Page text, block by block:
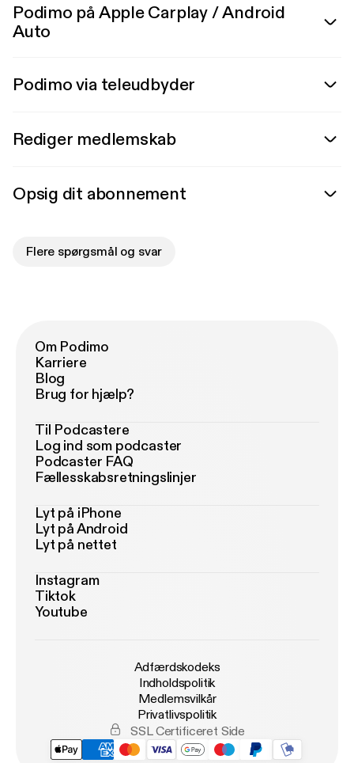
Podimo på Apple Carplay / Android
Auto
Podimo via teleudbyder
Rediger medlemskab
Opsig dit abonnement
Flere spørgsmål og svar
Om Podimo
Karriere
Blog
Brug for hjælp?
Til Podcastere
Log ind som podcaster
Podcaster FAQ
Fællesskabsretningslinjer
Lyt på iPhone
Lyt på Android
Lyt på nettet
Instagram
Tiktok
Youtube
Adfærdskodeks
Indholdspolitik
Medlemsvilkår
Privatlivspolitik
SSL Certificeret Side